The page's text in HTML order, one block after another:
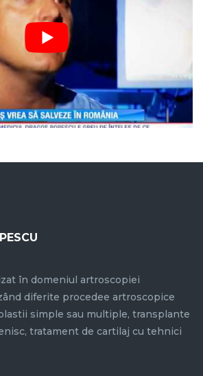
în domeniul artroscopiei
diferite procedee artroscopice
simple sau multiple, transplante
tratament de cartilaj cu tehnici